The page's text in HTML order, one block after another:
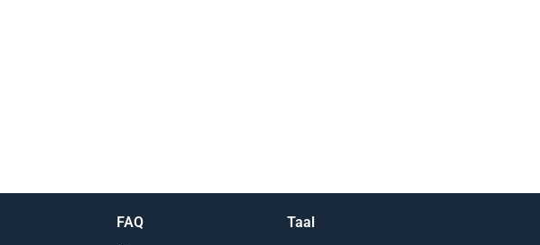
FAQ Taal